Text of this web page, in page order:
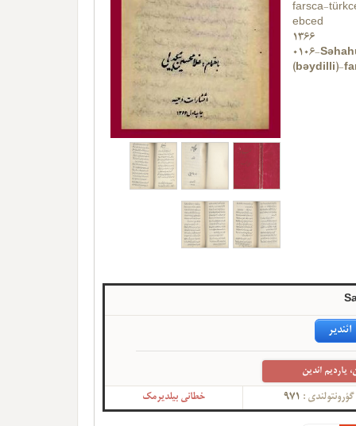
farsca-
ebced
1366
0106-
(bəydilli)-
ائندیر
یاردیم ائدین
گؤرونتولندی : 971 خطانی بیلدیرمک